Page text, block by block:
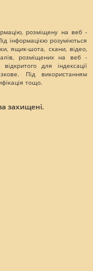
розміщену на веб -
інформацією розуміються
ящик-шота, скани, відео,
розміщених на веб -
для індексації
Під використанням
тощо.
захищені.